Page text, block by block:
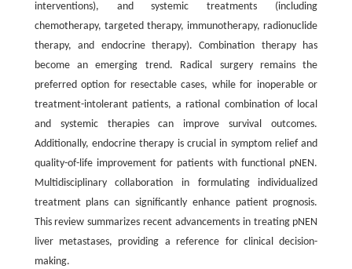
interventions), and systemic treatments (including
chemotherapy, targeted therapy, immunotherapy, radionuclide
therapy, and endocrine therapy). Combination therapy has
become an emerging trend. Radical surgery remains the
preferred option for resectable cases, while for inoperable or
treatment-intolerant patients, a rational combination of local
and systemic therapies can improve survival outcomes.
Additionally, endocrine therapy is crucial in symptom relief and
quality-of-life improvement for patients with functional pNEN.
Multidisciplinary collaboration in formulating individualized
treatment plans can significantly enhance patient prognosis.
This review summarizes recent advancements in treating pNEN
liver metastases, providing a reference for clinical decision-
making.